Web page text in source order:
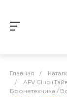
Главная /
/
AFV Club
Бронетехника /